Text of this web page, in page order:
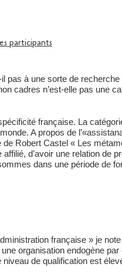
participants
pas à une sorte de recherche
cadres n’est-elle pas une
française. La
A propos de
de Robert Castel « Les
affilié, d’avoir une relation de
dans une période de
française » je
organisation endogène
de qualification est